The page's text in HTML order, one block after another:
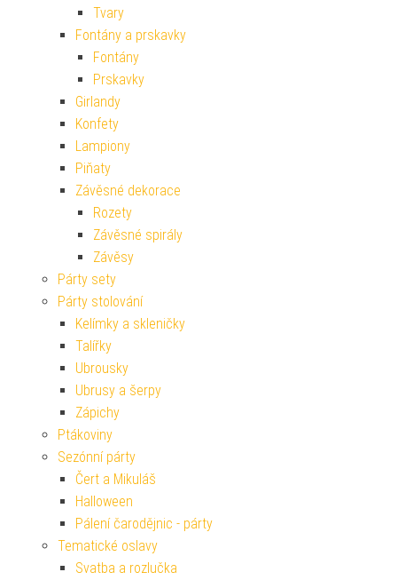
Tvary
Fontány a prskavky
Fontány
Prskavky
Girlandy
Konfety
Lampiony
Piňaty
Závěsné dekorace
Rozety
Závěsné spirály
Závěsy
Párty sety
Párty stolování
Kelímky a skleničky
Talířky
Ubrousky
Ubrusy a šerpy
Zápichy
Ptákoviny
Sezónní párty
Čert a Mikuláš
Halloween
Pálení čarodějnic - párty
Tematické oslavy
Svatba a rozlučka